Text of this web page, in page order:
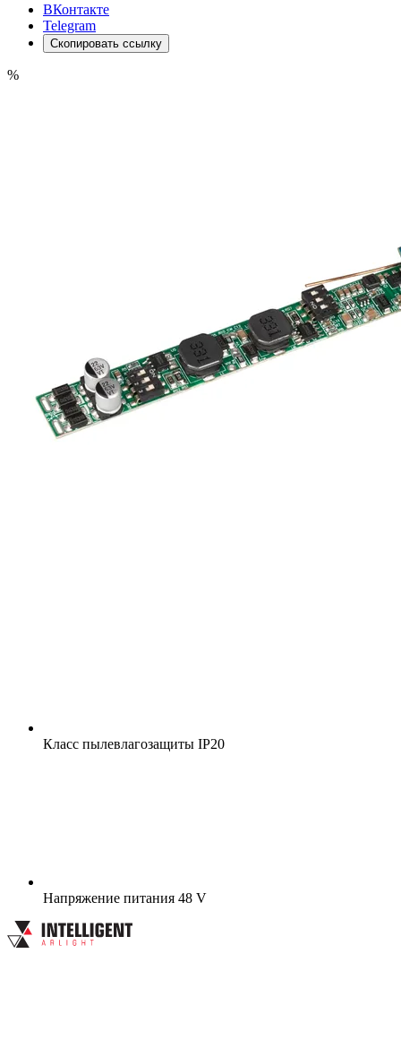
ВКонтакте
Telegram
Скопировать ссылку
%
Класс пылевлагозащиты IP20
Напряжение питания 48 V